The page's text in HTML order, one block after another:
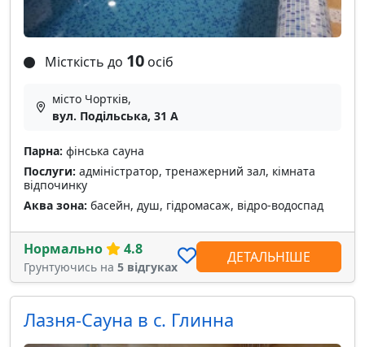
Місткість до 10 осіб
місто Чортків,
вул. Подільська, 31 А
Парна: фінська сауна
Послуги: адміністратор, тренажерний зал, кімната
відпочинку
Аква зона: басейн, душ, гідромасаж, відро-водоспад
Нормально 4.8
Грунтуючись на 5 відгуках
ДЕТАЛЬНІШЕ
Лазня-Сауна в с. Глинна